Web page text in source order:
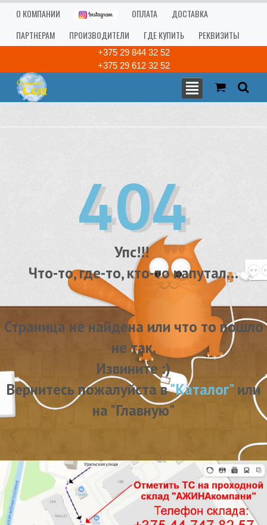
О КОМПАНИИ ОПЛАТА
ДОСТАВКА
ПАРТНЕРАМ
ПРОИЗВОДИТЕЛИ ГДЕ КУПИТЬ РЕКВИЗИТЫ
+375 29 844 32 52
+375 29 612 32 52
404
Упс!!!
Что-то, где-то, кто-то напутал…
Страница не найдена или что то пошло
не так.
Извините :)
Вернитесь пожалуйста в"Каталог"или
на "Главную"